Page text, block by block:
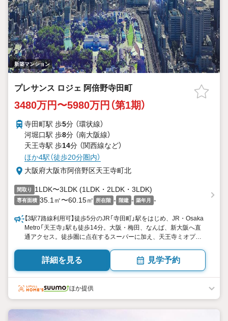
新築マンション
プレサンス ロジェ 阿倍野寺田町
3480万円〜5980万円（第1期）
寺田町駅 歩5分 （環状線）
河堀口駅 歩8分 （南大阪線）
天王寺駅 歩14分 （関西線など）
ほか4駅（徒歩20分圏内）
大阪府大阪市阿倍野区天王寺町北
間取り 1LDK〜3LDK (1LDK・2LDK・3LDK)
専有面積 35.1㎡〜60.15㎡ 所在階 - 階建 - 築年月 -
【3駅7路線利用可】徒歩5分のJR「寺田町」駅をはじめ、JR・Osaka
Metro「天王寺」駅も徒歩14分。大阪・梅田、なんば、新大阪へ直
通アクセス。徒歩圏に点在するスーパーに加え、天王寺ミオプラ
フロアも日常使い。角住戸率 約68％【来場予約受付中】
詳細を見る 見学予約
ほか提供